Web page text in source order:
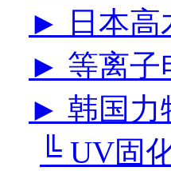
► 日本高
► 等离子
► 韩国力
╚ UV固